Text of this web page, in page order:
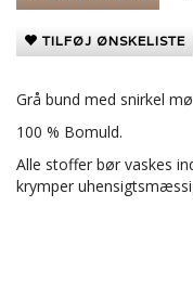
TILFØJ ØNSKELISTE
Grå bund med snirkel
100 % Bomuld.
Alle stoffer bør vaskes
krymper